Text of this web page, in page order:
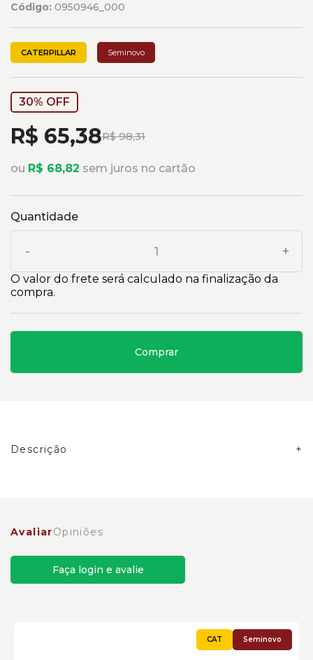
Código: 0950946_000
CATERPILLAR Seminovo
30% OFF
R$ 98,31
R$ 65,38
ou R$ 68,82 sem juros no cartão
Quantidade
- +
O valor do frete será calculado na finalização da
compra.
Comprar
Descrição
AvaliarOpiniões
Faça login e avalie
Seminovo